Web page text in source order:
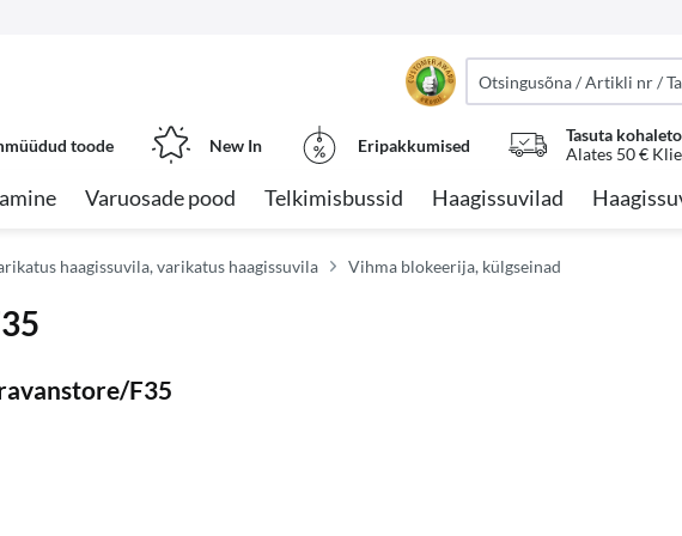
toode New In Eripakkumised
Tasuta
Alates 50 €
Varuosade pood Telkimisbussid Haagissuvilad
haagissuvila, varikatus haagissuvila Vihma blokeerija, külgseinad
F35